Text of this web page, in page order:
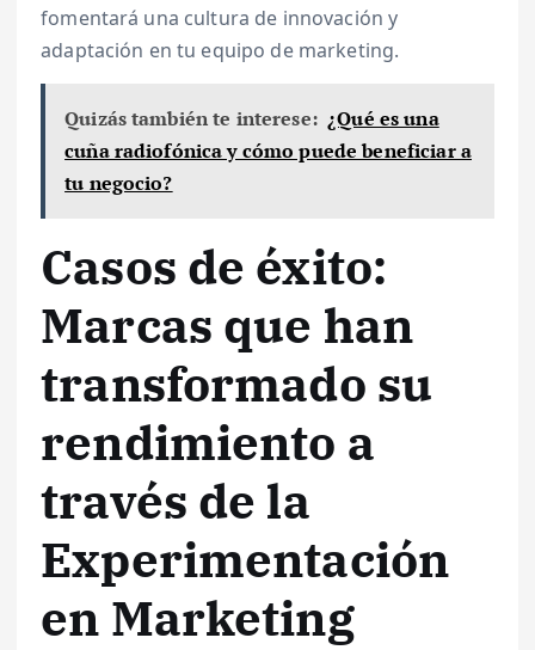
fomentará una cultura de innovación y
adaptación en tu equipo de marketing.
Quizás también te interese: ¿Qué es una
cuña radiofónica y cómo puede beneficiar a
tu negocio?
Casos de éxito:
Marcas que han
transformado su
rendimiento a
través de la
Experimentación
en Marketing